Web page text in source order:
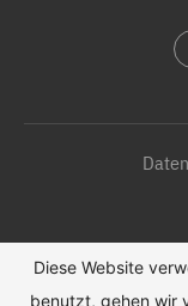
Diese Website
benutzt, gehen wir